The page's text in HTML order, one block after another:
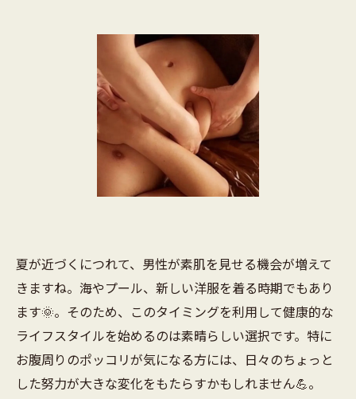
夏が近づくにつれて、男性が素肌を見せる機会が増えて
きますね。海やプール、新しい洋服を着る時期でもあり
ます🌞。そのため、このタイミングを利用して健康的な
ライフスタイルを始めるのは素晴らしい選択です。特に
お腹周りのポッコリが気になる方には、日々のちょっと
した努力が大きな変化をもたらすかもしれません💪。